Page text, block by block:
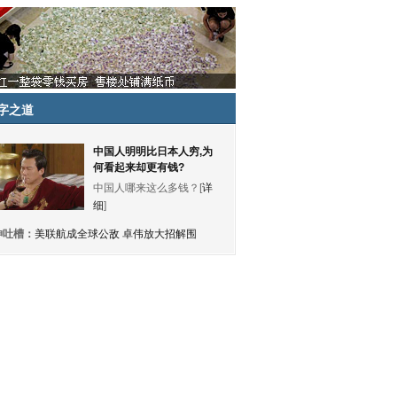
之道
中国人明明比日本人穷,为
何看起来却更有钱?
中国人哪来这么多钱？[详
细]
槽： 美联航成全球公敌 卓伟放大招解围